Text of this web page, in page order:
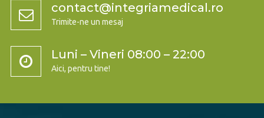
contact@integriamedical.ro
Trimite-ne un mesaj
Luni – Vineri 08:00 – 22:00
Aici, pentru tine!